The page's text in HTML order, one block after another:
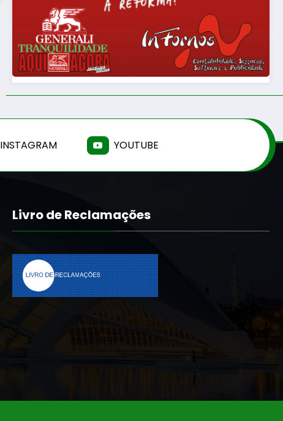
INSTAGRAM YOUTUBE
Livro de Reclamações